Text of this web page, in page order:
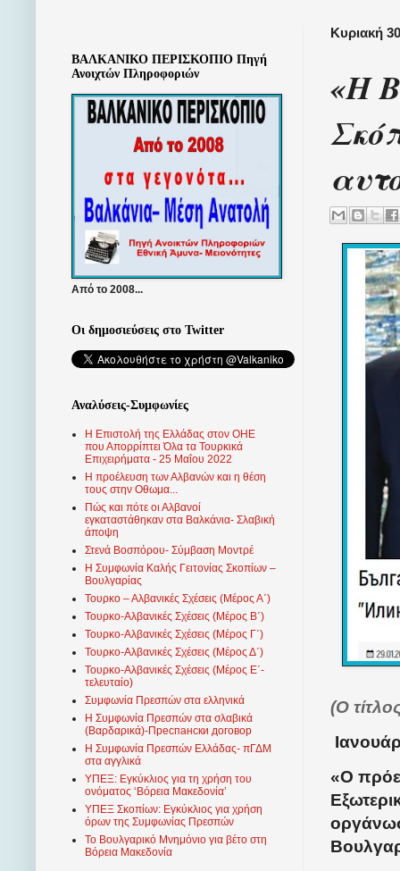
Κυριακή
«Η
(Ο
«Ο
ΒΑΛΚΑΝΙΚΟ ΠΕΡΙΣΚΟΠΙΟ Πηγή
Ανοιχτών Πληροφοριών
Από το 2008...
Οι δημοσιεύσεις στο Twitter
Αναλύσεις-Συμφωνίες
Η Επιστολή της Ελλάδας στον ΟΗΕ
που Απορρίπτει Όλα τα Τουρκικά
Επιχειρήματα - 25 Μαΐου 2022
Η προέλευση των Αλβανών και η θέση
τους στην Οθωμα...
Πώς και πότε οι Αλβανοί
εγκαταστάθηκαν στα Βαλκάνια- Σλαβική
άποψη
Στενά Βοσπόρου- Σύμβαση Μοντρέ
Η Συμφωνία Καλής Γειτονίας Σκοπίων –
Βουλγαρίας
Τουρκο – Αλβανικές Σχέσεις (Mέρος Α΄)
Τουρκο-Αλβανικές Σχέσεις (Μέρος Β΄)
Τουρκο-Αλβανικές Σχέσεις (Μέρος Γ΄)
Τουρκο-Αλβανικές Σχέσεις (Μέρος Δ΄)
Τουρκο-Αλβανικές Σχέσεις (Μέρος Ε΄-
τελευταίο)
Συμφωνία Πρεσπών στα ελληνικά
Η Συμφωνία Πρεσπών στα σλαβικά
(Βαρδαρικά)-Преспански договор
Η Συμφωνία Πρεσπών Ελλάδας- πΓΔΜ
στα αγγλικά
ΥΠΕΞ: Εγκύκλιος για τη χρήση του
ονόματος ‘Βόρεια Μακεδονία’
ΥΠΕΞ Σκοπίων: Εγκύκλιος για χρήση
όρων της Συμφωνίας Πρεσπών
Το Βουλγαρικό Μνημόνιο για βέτο στη
Βόρεια Μακεδονία